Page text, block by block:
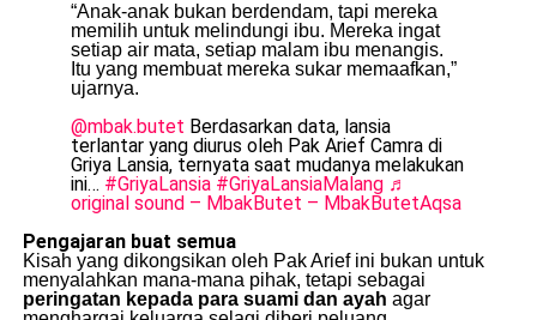
“Anak-anak bukan berdendam, tapi mereka
memilih untuk melindungi ibu. Mereka ingat
setiap air mata, setiap malam ibu menangis.
Itu yang membuat mereka sukar memaafkan,”
ujarnya.
@mbak.butet Berdasarkan data, lansia
terlantar yang diurus oleh Pak Arief Camra di
Griya Lansia, ternyata saat mudanya melakukan
ini… #GriyaLansia #GriyaLansiaMalang ♬
original sound – MbakButet – MbakButetAqsa
Pengajaran buat semua
Kisah yang dikongsikan oleh Pak Arief ini bukan untuk
menyalahkan mana-mana pihak, tetapi sebagai
peringatan kepada para suami dan ayah agar